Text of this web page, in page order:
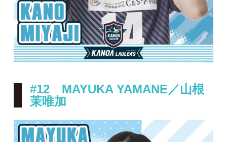
#12 MAYUKA YAMANE／山根
茉唯加